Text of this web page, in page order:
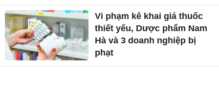
Vi phạm kê khai giá thuốc
thiết yếu, Dược phẩm Nam
Hà và 3 doanh nghiệp bị
phạt